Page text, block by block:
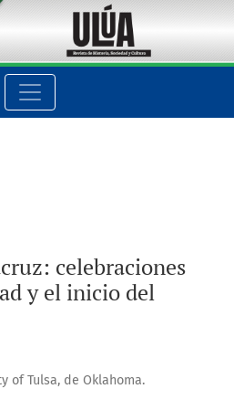
públicas, identidad y
celebraciones
y el inicio del
of Tulsa, de Oklahoma.